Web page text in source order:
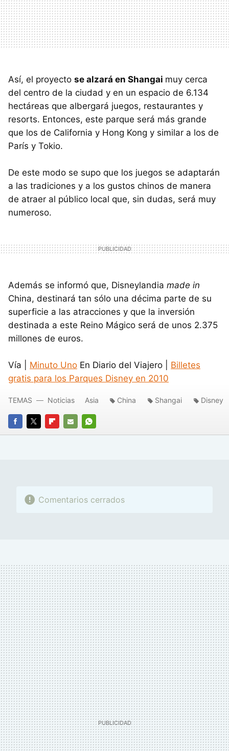
Así, el proyecto se alzará en Shangai muy cerca
del centro de la ciudad y en un espacio de 6.134
hectáreas que albergará juegos, restaurantes y
resorts. Entonces, este parque será más grande
que los de California y Hong Kong y similar a los de
París y Tokio.
De este modo se supo que los juegos se adaptarán
a las tradiciones y a los gustos chinos de manera
de atraer al público local que, sin dudas, será muy
numeroso.
Además se informó que, Disneylandia made in
China, destinará tan sólo una décima parte de su
superficie a las atracciones y que la inversión
destinada a este Reino Mágico será de unos 2.375
millones de euros.
Vía | Minuto Uno En Diario del Viajero | Billetes
gratis para los Parques Disney en 2010
FACEBOOK
TWITTERFLIPBOARD
E-
WHATSAPP
TEMAS Noticias Asia China Shangai Disney
Comentarios cerrados